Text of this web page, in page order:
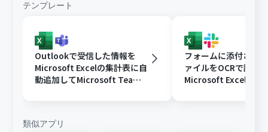
テンプレート
Outlookで受信した情報を
Microsoft Excelの集計表に自
動追加してMicrosoft Teams
フォームに添付され
ァイルをOCRで読み
Microsoft Excelに格
類似アプリ